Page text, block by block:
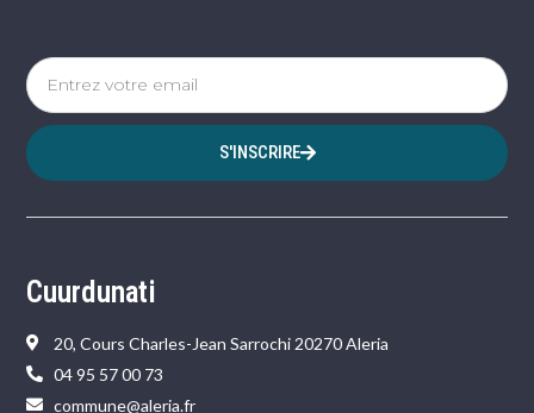
S'INSCRIRE
Cuurdunati
20, Cours Charles-Jean Sarrochi 20270 Aleria
04 95 57 00 73
commune@aleria.fr